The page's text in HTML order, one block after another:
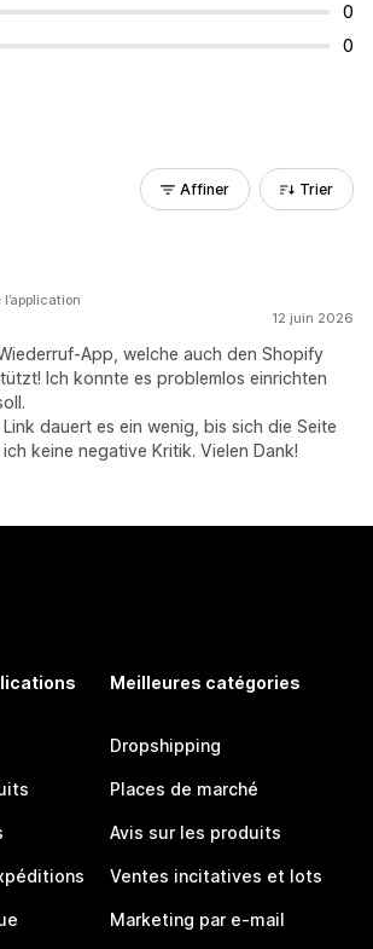
0
0
Affiner Trier
12 juin 2026
App, welche auch den Shopify
Ich konnte es problemlos einrichten
dauert es ein wenig, bis sich die Seite
keine negative Kritik. Vielen Dank!
Meilleures catégories
Dropshipping
Places de marché
Avis sur les produits
Ventes incitatives et lots
Marketing par e-mail